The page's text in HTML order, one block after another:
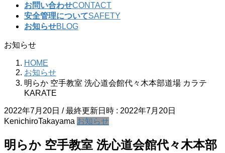
お問い合わせCONTACT
安全管理についてSAFETY
お知らせBLOG
お知らせ
HOME
お知らせ
明らか 空手教室 洗心道会館代々木本部道場 カラテ
KARATE
2022年7月20日 / 最終更新日時 : 2022年7月20日
KenichiroTakayama お知らせ
明らか 空手教室 洗心道会館代々木本部